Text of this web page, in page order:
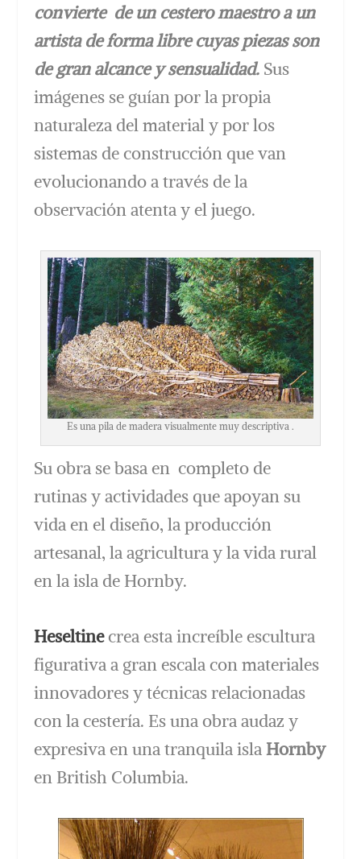
convierte de un cestero maestro a un
artista de forma libre cuyas piezas son
de gran alcance y sensualidad. Sus
imágenes se guían por la propia
naturaleza del material y por los
sistemas de construcción que van
evolucionando a través de la
observación atenta y el juego.
Es una pila de madera visualmente muy descriptiva .
Su obra se basa en completo de
rutinas y actividades que apoyan su
vida en el diseño, la producción
artesanal, la agricultura y la vida rural
en la isla de Hornby.
Heseltinecrea esta increíble escultura
figurativa a gran escala con materiales
innovadores y técnicas relacionadas
con la cestería. Es una obra audaz y
expresiva en una tranquila islaHornby
en British Columbia.